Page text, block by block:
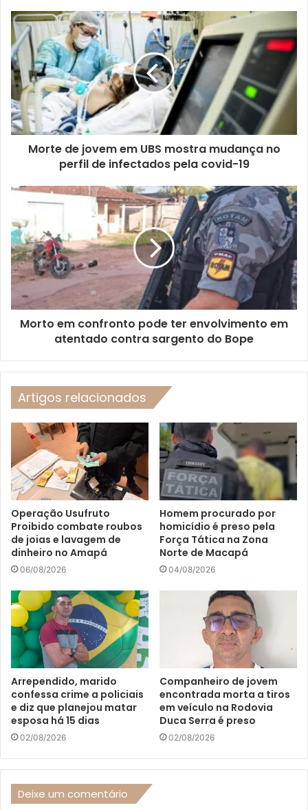
Morte de jovem em UBS mostra mudança no
perfil de infectados pela covid-19
Morto em confronto pode ter envolvimento em
atentado contra sargento do Bope
Artigos relacionados
Operação Usufruto
Proibido combate roubos
de joias e lavagem de
dinheiro no Amapá
06/08/2026
Homem procurado por
homicídio é preso pela
Força Tática na Zona
Norte de Macapá
04/08/2026
Arrependido, marido
confessa crime a policiais
e diz que planejou matar
esposa há 15 dias
02/08/2026
Companheiro de jovem
encontrada morta a tiros
em veículo na Rodovia
Duca Serra é preso
02/08/2026
Deixe um comentário